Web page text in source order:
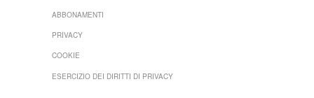
ABBONAMENTI
PRIVACY
COOKIE
ESERCIZIO DEI DIRITTI DI PRIVACY